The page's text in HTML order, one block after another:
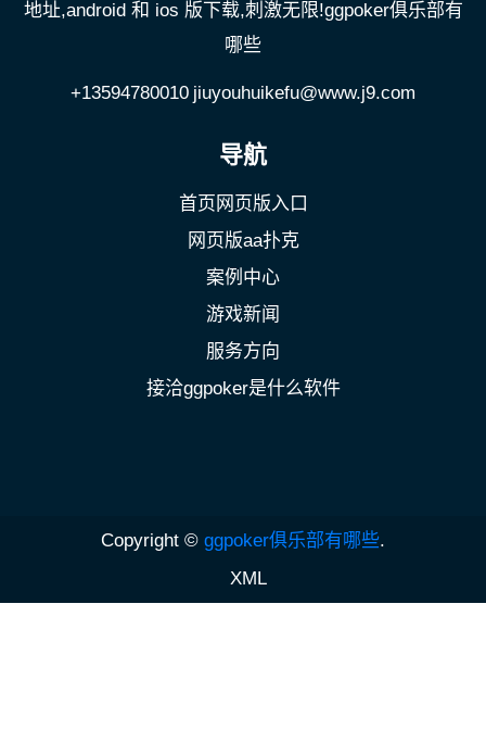
地址,android 和 ios 版下载,刺激无限!ggpoker俱乐部有
哪些
+13594780010 jiuyouhuikefu@www.j9.com
导航
首页网页版入口
网页版aa扑克
案例中心
游戏新闻
服务方向
接洽ggpoker是什么软件
Copyright © ggpoker俱乐部有哪些.
XML